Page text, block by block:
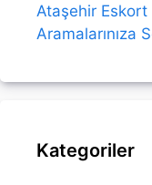
Ataşehir
Aramalarınıza
Kategoriler